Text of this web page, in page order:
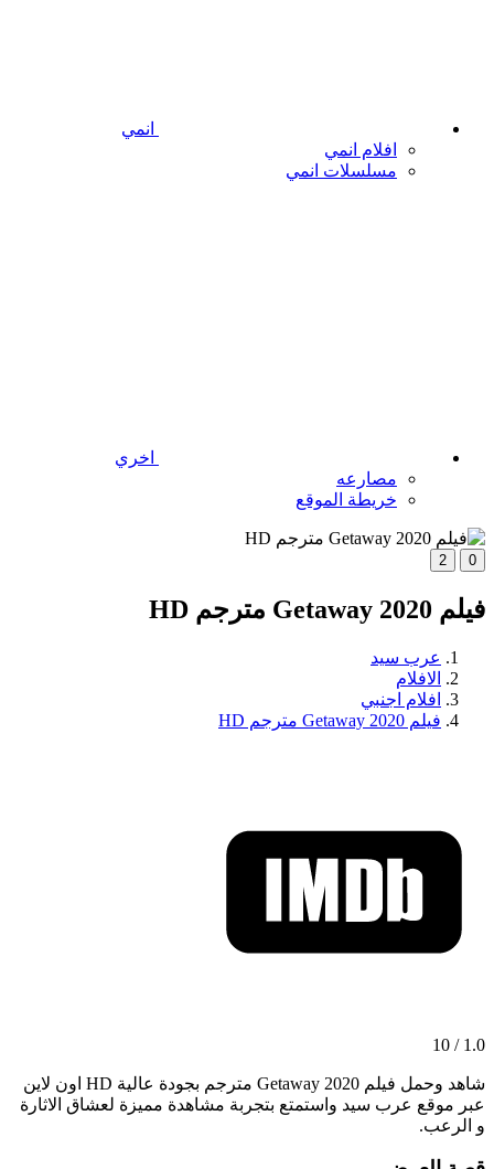
انمي
افلام انمي
مسلسلات انمي
اخري
مصارعه
خريطة الموقع
0
2
فيلم Getaway 2020 مترجم HD
عرب سيد
الافلام
افلام اجنبي
فيلم Getaway 2020 مترجم HD
1.0 / 10
شاهد وحمل فيلم Getaway 2020 مترجم بجودة عالية HD اون لاين
عبر موقع عرب سيد واستمتع بتجربة مشاهدة مميزة لعشاق الاثارة
و الرعب.